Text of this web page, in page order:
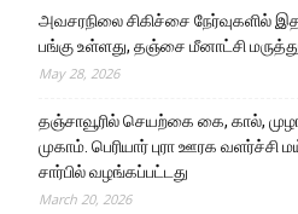
அவசரநிலை சிகிச்சை நேர்வுகளில்
பங்கு உள்ளது, தஞ்சை மீனாட்சி
May 28, 2026
தஞ்சாவூரில் செயற்கை கை, கால்,
முகாம். பெரியார் புரா ஊரக வளர்ச்சி
சார்பில் வழங்கப்பட்டது
March 20, 2026